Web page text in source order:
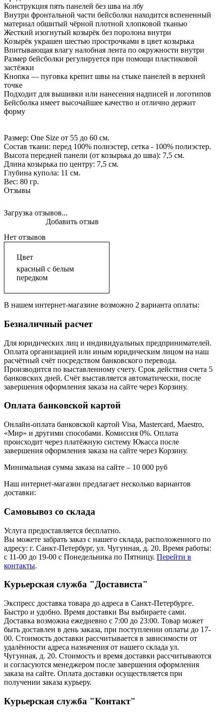
Конструкция пять панелей без шва на лбу
Внутри фронтальной части бейсболки находится вспененный
материал обшитый чёрной плотной хлопковой тканью
Жесткий изогнутый козырёк без поролона внутри
Козырёк украшен шестью прострочками в цвет козырька
Впитывающая влагу налобная лента по окружности внутри
Размер бейсболки регулируется при помощи пластиковой
застёжки
Кнопка — пуговка крепит швы на стыке панелей в верхней
точке
Подходит для вышивки или нанесения надписей и логотипов
Бейсболка имеет высочайшее качество и отлично держит
форму
Размер: One Size от 55 до 60 см.
Состав ткани: перед 100% полиэстер, сетка - 100% полиэстер.
Высота передней панели (от козырька до шва): 7,5 см.
Длина козырька по центру: 7,5 см.
Глубина купола: 11 см.
Вес: 80 гр.
Отзывы
Загрузка отзывов...
Нет отзывов
Добавить отзыв
Цвет
красный с белым
передком
В нашем интернет-магазине возможно 2 варианта оплаты:
Безналичный расчет
Для юридических лиц и индивидуальных предпринимателей.
Оплата организацией или иным юридическим лицом на наш
расчётный счёт посредством банковского перевода.
Производится по выставленному счету. Срок действия счета 5
банковских дней. Счёт выставляется автоматически, после
завершения оформления заказа на сайте через Корзину.
Оплата банковской картой
Онлайн-оплата банковской картой Visa, Mastercard, Maestro,
«Мир» и другими способами. Комиссия 0%. Оплата
происходит через платёжную систему Юкасса после
завершения оформления заказа на сайте через Корзину.
Минимальная сумма заказа на сайте – 10 000 руб
Наш интернет-магазин предлагает несколько вариантов
доставки:
Самовывоз со склада
Услуга предоставляется бесплатно.
Вы можете забрать заказ с нашего склада, расположенного по
адресу: г. Санкт-Петербург, ул. Чугунная, д. 20. Время работы:
с 11-00 до 19-00 с Понедельника по Пятницу. Перейти в
контакты.
Курьерская служба "Достависта"
Экспресс доставка товара до адреса в Санкт-Петербурге.
Быстро и удобно. Время доставки Вы выбираете сами.
Доставка возможна ежедневно с 7:00 до 23:00. Товар может
быть доставлен в день заказа, при поступлении оплаты до 17-
00. Стоимость доставки рассчитывается в зависимости от
удалённости адреса назначения от нашего склада ул.
Чугунная, д. 20. Стоимость и время доставки рассчитываются
и согласуются менеджером после завершения оформления
заказа на сайте. Оплата доставки осуществляется при
получении заказа курьеру.
Курьерская служба "Контакт"